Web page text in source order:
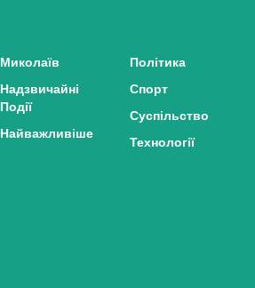
Миколаїв
Надзвичайні
Події
Найважливіше
Політика
Спорт
Суспільство
Технології